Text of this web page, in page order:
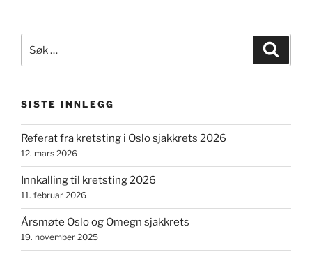
etter:
SISTE INNLEGG
Referat fra kretsting i Oslo sjakkrets 2026
12. mars 2026
Innkalling til kretsting 2026
11. februar 2026
Årsmøte Oslo og Omegn sjakkrets
19. november 2025